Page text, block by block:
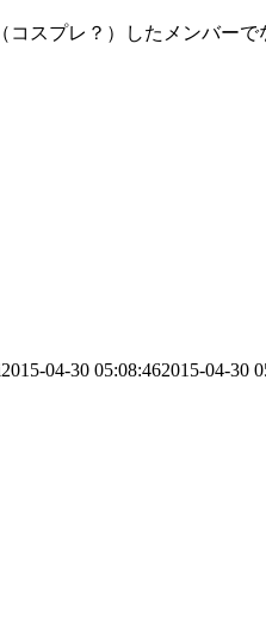
スプレ？）したメンバーで
2015-04-30 05:08:462015-04-30